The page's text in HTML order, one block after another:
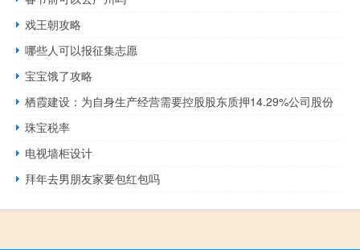
戏王朝攻略
哪些人可以报征集志愿
宝宝饿了攻略
栖霞建设：为自身生产经营需要控股股东质押14.29%公司股份
珠宝税率
电视墙柜设计
拜年去男朋友家要包红包吗